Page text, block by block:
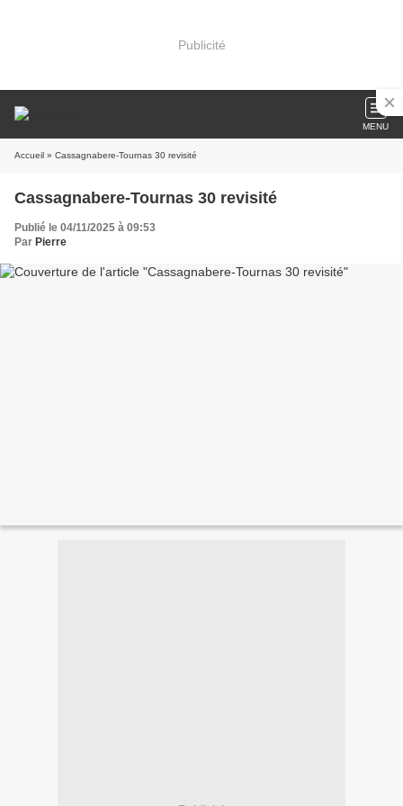
Publicité
MENU
Accueil » Cassagnabere-Tournas 30 revisité
Cassagnabere-Tournas 30 revisité
Publié le 04/11/2025 à 09:53
Par Pierre